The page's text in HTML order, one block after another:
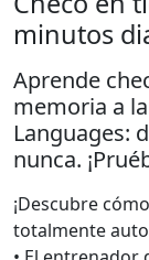
minutos
Aprende
memoria a
Languages:
nunca.
¡Descubre
totalmente